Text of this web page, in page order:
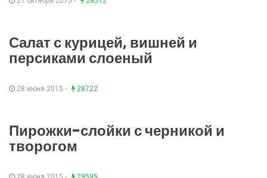
Салат с курицей, вишней и
персиками слоеный
28 июня 2015 - 28722
Пирожки-слойки с черникой и
творогом